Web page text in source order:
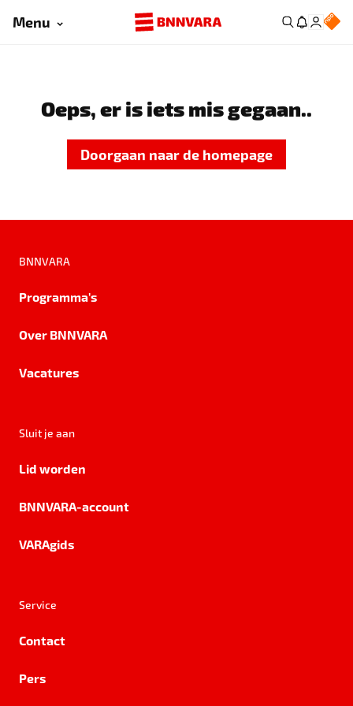
Menu
Oeps, er is iets mis gegaan..
Doorgaan naar de homepage
BNNVARA
Programma's
Over BNNVARA
Vacatures
Sluit je aan
Lid worden
BNNVARA-account
VARAgids
Service
Contact
Pers